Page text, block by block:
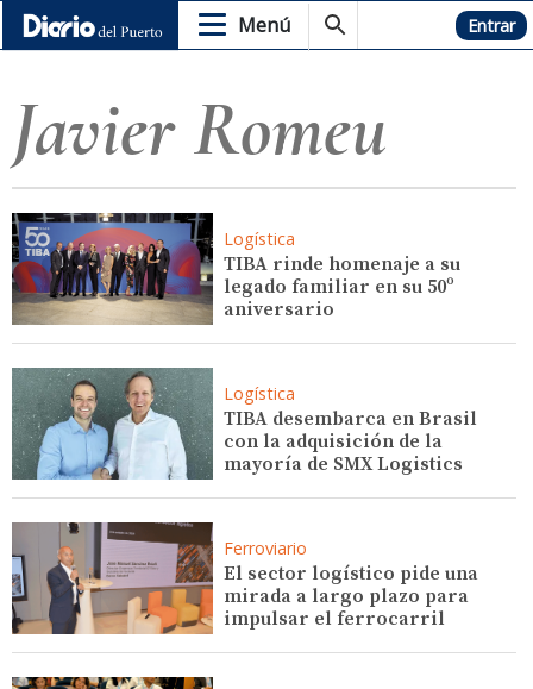
Menú Hemeroteca Entrar
Javier Romeu
Logística
TIBA rinde homenaje a su
legado familiar en su 50º
aniversario
Logística
TIBA desembarca en Brasil
con la adquisición de la
mayoría de SMX Logistics
Ferroviario
El sector logístico pide una
mirada a largo plazo para
impulsar el ferrocarril